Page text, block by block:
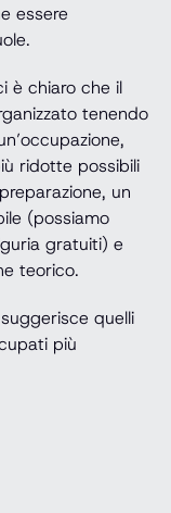
essere
è chiaro che il
tenendo
ridotte possibili
un
(possiamo
gratuiti) e
teorico.
quelli
più